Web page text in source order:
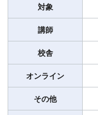
対象
講師
校舎
オンライン
その他